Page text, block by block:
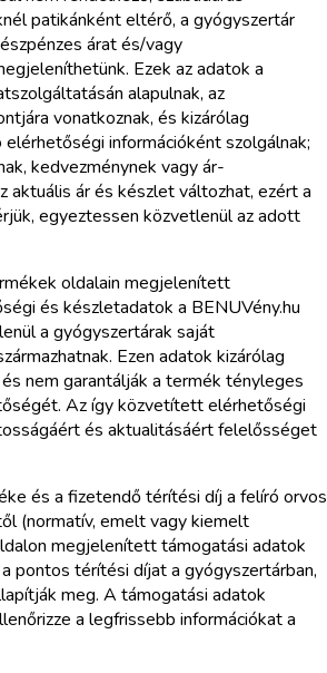
patikánként eltérő, a gyógyszertár
árat és/vagy
Ezek az adatok a
alapulnak, az
vonatkoznak, és kizárólag
információként szolgálnak;
kedvezménynek vagy ár-
aktuális ár és készlet változhat, ezért a
egyeztessen közvetlenül az adott
oldalain megjelenített
és készletadatok a BENUVény.hu
a gyógyszertárak saját
Ezen adatok kizárólag
nem garantálják a termék tényleges
Az így közvetített elérhetőségi
és aktualitásáért felelősséget
és a fizetendő térítési díj a felíró orvos
(normatív, emelt vagy kiemelt
megjelenített támogatási adatok
pontos térítési díjat a gyógyszertárban,
meg. A támogatási adatok
a legfrissebb információkat a